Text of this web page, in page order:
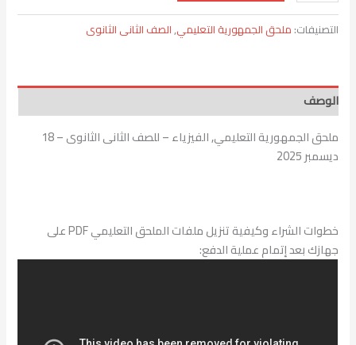
التصنيفات: ملحق الجمهورية التعليمي,الصف الثانى الثانوى
الوصف
ملحق الجمهورية التعليمي, الفيزياء – للصف الثانى الثانوى – 18
ديسمبر 2025
خطوات الشراء وكيفية تنزيل ملفات الملحق التعليمي PDF على
جهازك بعد إتمام عملية الدفع: